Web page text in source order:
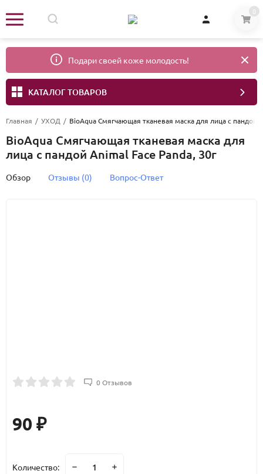
0
Подари своей коже молодость!
КАТАЛОГ ТОВАРОВ
Главная / УХОД / BioAqua Смягчающая тканевая маска для лица с пандой
BioAqua Смягчающая тканевая маска для
лица с пандой Animal Face Panda, 30г
Обзор Отзывы (0) Вопрос-Ответ
0 Отзывов
90 ₽
Количество: